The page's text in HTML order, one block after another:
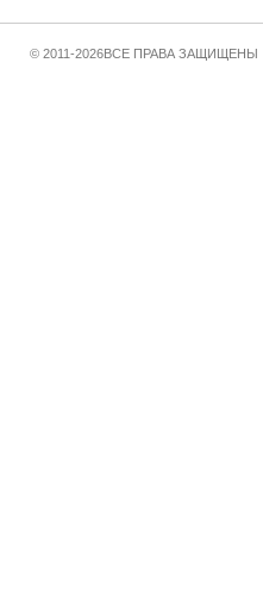
© 2011-2026ВСЕ ПРАВА ЗАЩИЩЕНЫ